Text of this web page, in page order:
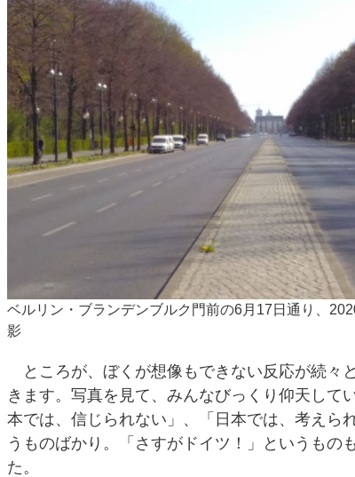
ベルリン・ブランデンブルク門前の6月17日通り、
影
ところが、ぼくが想像もできない反応が続々
きます。写真を見て、みんなびっくり仰天して
本では、信じられない」、「日本では、考えら
うものばかり。「さすがドイツ！」というもの
た。